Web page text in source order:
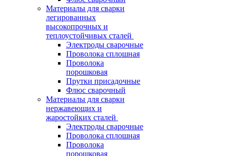
Материалы для сварки
легированных
высокопрочных и
теплоустойчивых сталей
Электроды сварочные
Проволока сплошная
Проволока
порошковая
Прутки присадочные
Флюс сварочный
Материалы для сварки
нержавеющих и
жаростойких сталей
Электроды сварочные
Проволока сплошная
Проволока
порошковая